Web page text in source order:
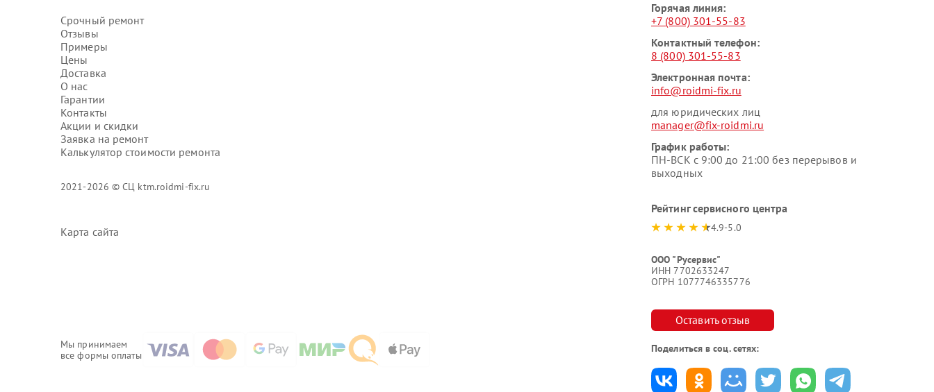
Срочный ремонт
Отзывы
Примеры
Цены
Доставка
О нас
Гарантии
Контакты
Акции и скидки
Заявка на ремонт
Калькулятор стоимости ремонта
2021-2026 © СЦ ktm.roidmi-fix.ru
Карта сайта
Мы принимаем
все формы оплаты
Горячая линия:
+7 (800) 301-55-83
Контактный телефон:
8 (800) 301-55-83
Электронная почта:
info@roidmi-fix.ru
для юридических лиц
manager@fix-roidmi.ru
График работы:
ПН-ВСК с 9:00 до 21:00 без перерывов и
выходных
Рейтинг сервисного центра
4.9-5.0
ООО "Русервис"
ИНН 7702633247
ОГРН 1077746335776
Оставить отзыв
Поделиться в соц. сетях: